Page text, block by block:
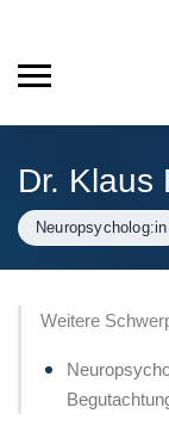
Dr. Klaus
Neuropsycholog:in
Weitere